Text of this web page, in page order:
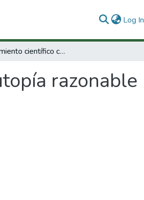
Log In
Un movimiento científico como utopía razonable
razonable